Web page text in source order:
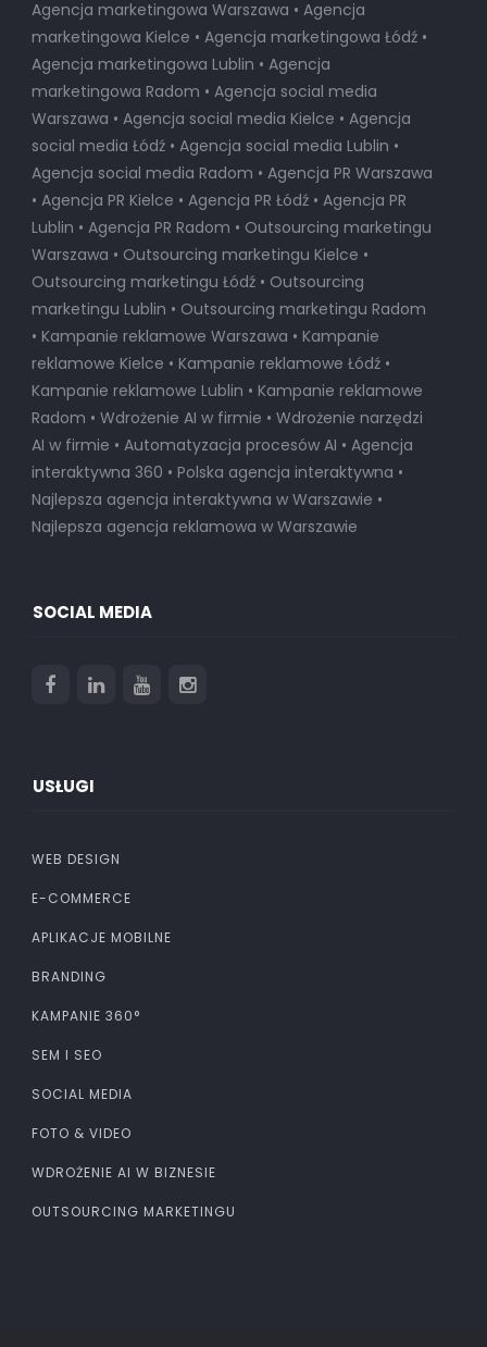
Agencja marketingowa Warszawa • Agencja
marketingowa Kielce • Agencja marketingowa Łódź •
Agencja marketingowa Lublin • Agencja
marketingowa Radom • Agencja social media
Warszawa • Agencja social media Kielce • Agencja
social media Łódź • Agencja social media Lublin •
Agencja social media Radom • Agencja PR Warszawa
• Agencja PR Kielce • Agencja PR Łódź • Agencja PR
Lublin • Agencja PR Radom • Outsourcing marketingu
Warszawa • Outsourcing marketingu Kielce •
Outsourcing marketingu Łódź • Outsourcing
marketingu Lublin • Outsourcing marketingu Radom
• Kampanie reklamowe Warszawa • Kampanie
reklamowe Kielce • Kampanie reklamowe Łódź •
Kampanie reklamowe Lublin • Kampanie reklamowe
Radom • Wdrożenie AI w firmie • Wdrożenie narzędzi
AI w firmie • Automatyzacja procesów AI • Agencja
interaktywna 360 • Polska agencja interaktywna •
Najlepsza agencja interaktywna w Warszawie •
Najlepsza agencja reklamowa w Warszawie
SOCIAL MEDIA
USŁUGI
WEB DESIGN
E-COMMERCE
APLIKACJE MOBILNE
BRANDING
KAMPANIE 360°
SEM I SEO
SOCIAL MEDIA
FOTO & VIDEO
WDROŻENIE AI W BIZNESIE
OUTSOURCING MARKETINGU